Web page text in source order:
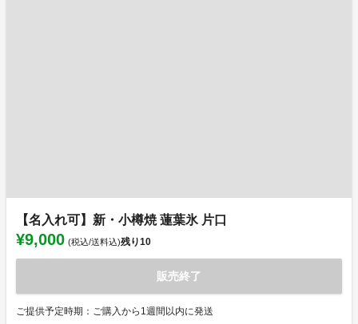
【名入れ可】新・小樽焼 蓮葉氷 片口
¥9,000 (税込/送料込)残り10
販売終了
ご提供予定時期：ご購入から1週間以内に発送